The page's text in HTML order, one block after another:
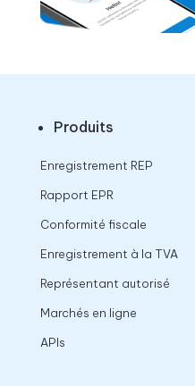
Produits
Enregistrement REP
Rapport EPR
Conformité fiscale
Enregistrement à la TVA
Représentant autorisé
Marchés en ligne
APIs